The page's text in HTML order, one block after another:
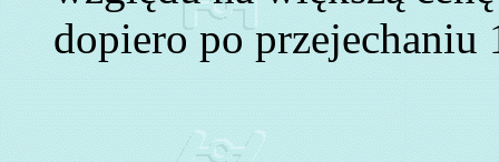
dopiero po przejechaniu